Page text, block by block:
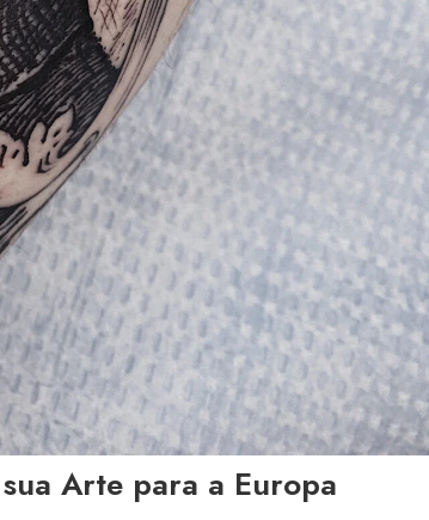
Arte para a Europa